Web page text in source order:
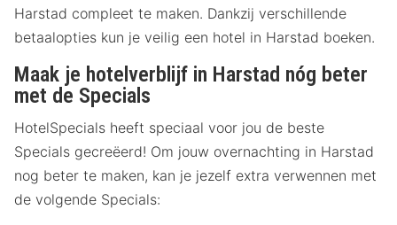
Harstad compleet te maken. Dankzij verschillende
betaalopties kun je veilig een hotel in Harstad boeken.
Maak je hotelverblijf in Harstad nóg beter
met de Specials
HotelSpecials heeft speciaal voor jou de beste
Specials gecreëerd! Om jouw overnachting in Harstad
nog beter te maken, kan je jezelf extra verwennen met
de volgende Specials: